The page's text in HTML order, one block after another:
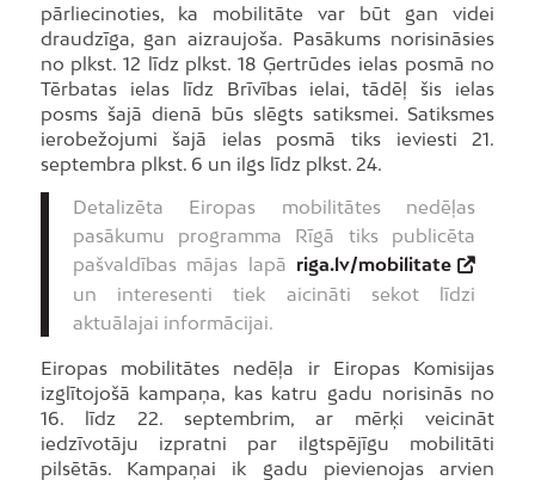
pārliecinoties, ka mobilitāte var būt gan videi
draudzīga, gan aizraujoša. Pasākums norisināsies
no plkst. 12 līdz plkst. 18 Ģertrūdes ielas posmā no
Tērbatas ielas līdz Brīvības ielai, tādēļ šis ielas
posms šajā dienā būs slēgts satiksmei. Satiksmes
ierobežojumi šajā ielas posmā tiks ieviesti 21.
septembra plkst. 6 un ilgs līdz plkst. 24.
Detalizēta Eiropas mobilitātes nedēļas
pasākumu programma Rīgā tiks publicēta
pašvaldības mājas lapā riga.lv/mobilitate
un interesenti tiek aicināti sekot līdzi
aktuālajai informācijai.
Eiropas mobilitātes nedēļa ir Eiropas Komisijas
izglītojošā kampaņa, kas katru gadu norisinās no
16. līdz 22. septembrim, ar mērķi veicināt
iedzīvotāju izpratni par ilgtspējīgu mobilitāti
pilsētās. Kampaņai ik gadu pievienojas arvien